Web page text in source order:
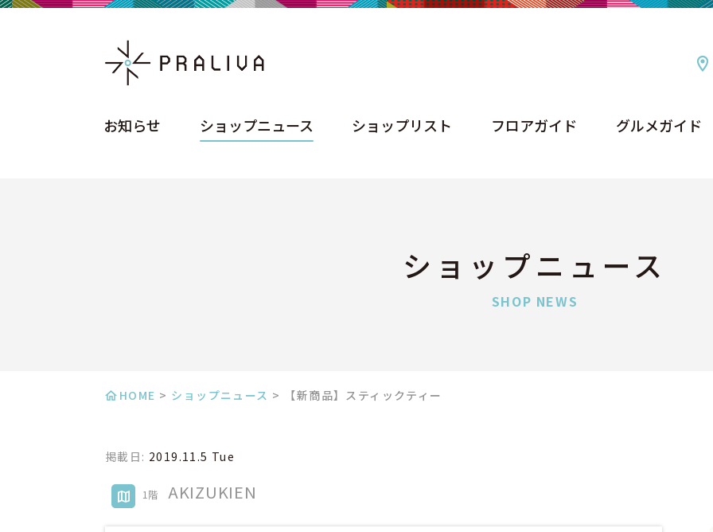
お知らせ ショップニュース ショップリスト フロアガイド グルメガイド
ショップニュース
SHOP NEWS
HOME > ショップニュース > 【新商品】スティックティー
掲載日: 2019.11.5 Tue
1階 AKIZUKIEN